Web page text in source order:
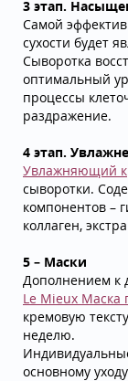
3 этап.
Самой
сухости будет
Сыворотка
оптимальный
процессы
раздражение.
4 этап.
Увлажняющий
сыворотки.
компонентов –
коллаген,
5 – Маски
Дополнением к
Le Mieux Маска
кремовую
неделю.
основному